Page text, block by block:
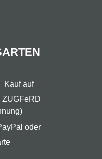
Kauf auf
ZUGFeRD
oder